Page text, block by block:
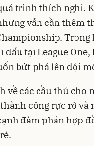
trình thích nghi.
vẫn cần thêm
Trong
đấu tại League
bứt phá lên đội
về các cầu thủ cho
công rực rỡ
đàm phán hợp